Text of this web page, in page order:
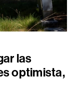
las
optimista,